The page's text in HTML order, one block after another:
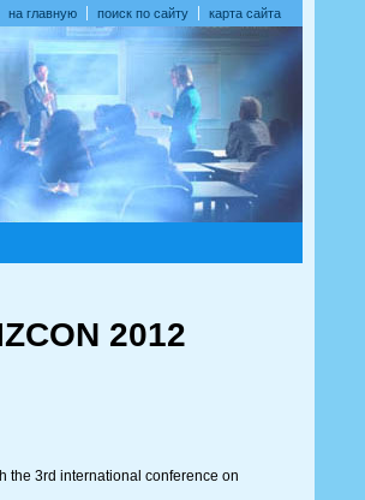
на главную поиск по сайту карта сайта
2012
the 3rd international conference on